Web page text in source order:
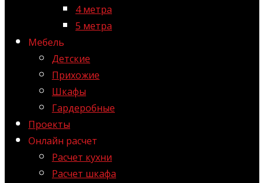
4 метра
5 метра
Мебель
Детские
Прихожие
Шкафы
Гардеробные
Проекты
Онлайн расчет
Расчет кухни
Расчет шкафа